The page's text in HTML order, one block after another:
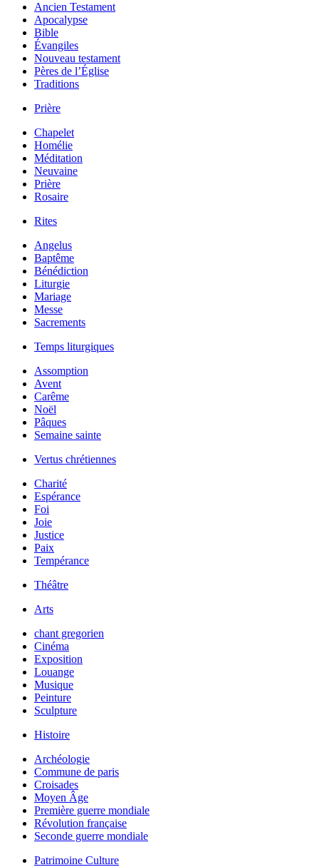
Ancien Testament
Apocalypse
Bible
Évangiles
Nouveau testament
Pères de l’Église
Traditions
Prière
Chapelet
Homélie
Méditation
Neuvaine
Prière
Rosaire
Rites
Angelus
Baptême
Bénédiction
Liturgie
Mariage
Messe
Sacrements
Temps liturgiques
Assomption
Avent
Carême
Noël
Pâques
Semaine sainte
Vertus chrétiennes
Charité
Espérance
Foi
Joie
Justice
Paix
Tempérance
Théâtre
Arts
chant gregorien
Cinéma
Exposition
Louange
Musique
Peinture
Sculpture
Histoire
Archéologie
Commune de paris
Croisades
Moyen Âge
Première guerre mondiale
Révolution française
Seconde guerre mondiale
Patrimoine Culture